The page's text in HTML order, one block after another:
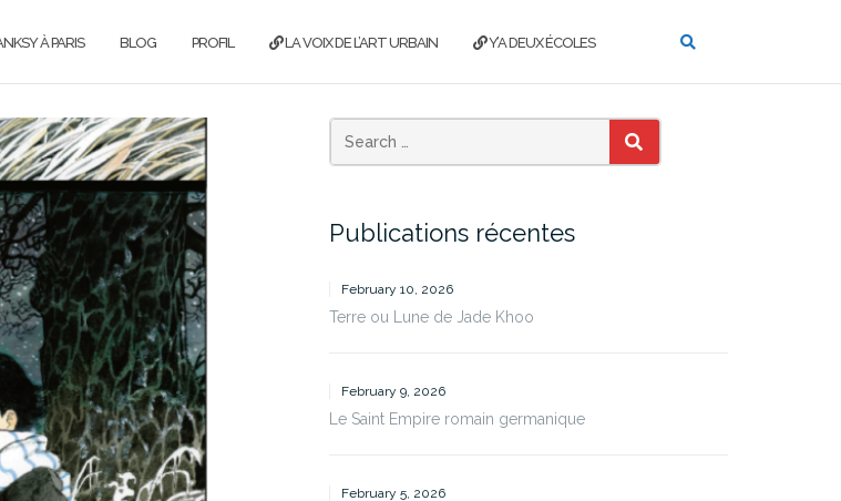
À PARIS BLOG PROFIL LA VOIX DE L’ART URBAIN Y’A DEUX ÉCOLES
SEARCH
Publications récentes
February 10, 2026
Terre ou Lune de Jade Khoo
February 9, 2026
Le Saint Empire romain germanique
February 5, 2026